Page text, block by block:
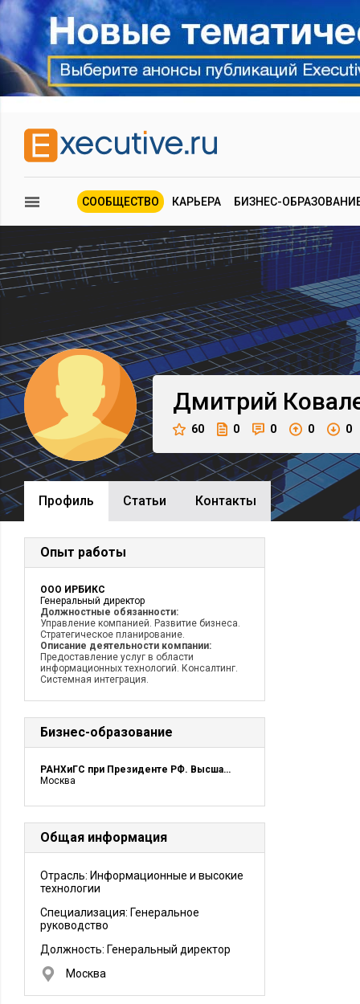
СООБЩЕСТВО КАРЬЕРА БИЗНЕС-
Дмитрий
60 0 0 0 0
Профиль Cтатьи Контакты
Опыт работы
ООО ИРБИКС
Генеральный директор
Должностные обязанности:
Управление компанией. Развитие бизнеса.
Стратегическое планирование.
Описание деятельности компании:
Предоставление услуг в области
информационных технологий. Консалтинг.
Системная интеграция.
Бизнес-образование
РАНХиГС при Президенте РФ. Высшая школа международного бизнеса (ВШМБ)
Москва
Общая информация
Отрасль: Информационные и высокие
технологии
Специализация: Генеральное
руководство
Должность: Генеральный директор
Москва